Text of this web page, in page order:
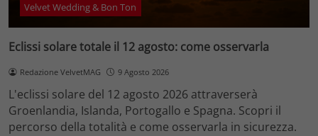
Velvet Wedding & Bon Ton
Eclissi solare totale il 12 agosto: come osservarla
Redazione VelvetMAG 9 Agosto 2026
L'eclissi solare del 12 agosto 2026 attraverserà
Groenlandia, Islanda, Portogallo e Spagna. Scopri il
percorso della totalità e come osservarla in sicurezza.